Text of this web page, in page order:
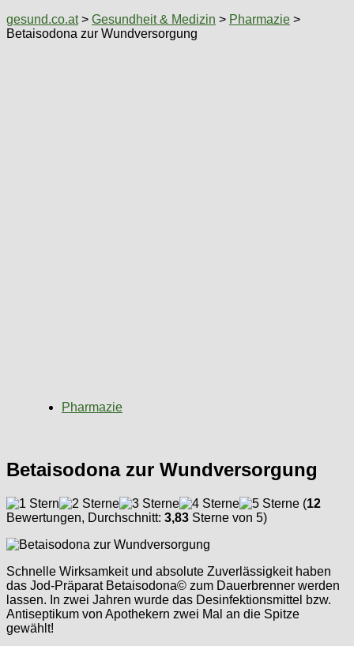
gesund.co.at> Gesundheit & Medizin > Pharmazie >
Betaisodona zur Wundversorgung
Pharmazie
Betaisodona zur Wundversorgung
(12
Bewertungen, Durchschnitt: 3,83 Sterne von 5)
Schnelle Wirksamkeit und absolute Zuverlässigkeit haben
das Jod-Präparat Betaisodona© zum Dauerbrenner werden
lassen. In zwei Jahren wurde das Desinfektionsmittel bzw.
Antiseptikum von Apothekern zwei Mal an die Spitze
gewählt!